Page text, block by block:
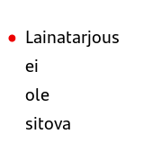
Lainatarjous
ei
ole
sitova